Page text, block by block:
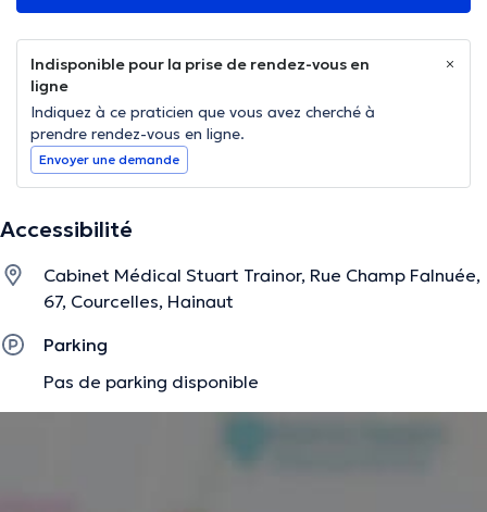
Indisponible pour la prise de rendez-vous en
ligne
Indiquez à ce praticien que vous avez cherché à
prendre rendez-vous en ligne.
Envoyer une demande
Accessibilité
Cabinet Médical Stuart Trainor, Rue Champ Falnuée,
67, Courcelles, Hainaut
Parking
Pas de parking disponible